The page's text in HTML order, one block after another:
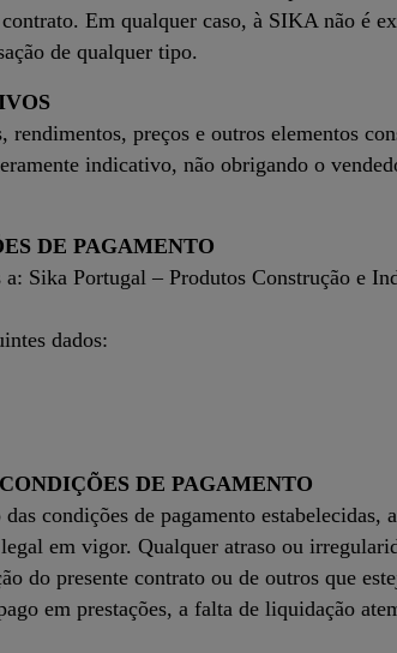
Em qualquer caso, à SIKA não é
de qualquer tipo.
rendimentos, preços e outros elementos
indicativo, não obrigando o
DE PAGAMENTO
a: Sika Portugal – Produtos Construção e
dados:
DE PAGAMENTO
condições de pagamento
em vigor. Qualquer atraso ou
do presente contrato ou de outros que
em prestações, a falta de liquidação